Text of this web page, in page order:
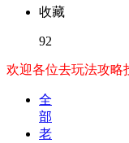
收藏
92
欢迎各位去玩法攻略
全
部
老